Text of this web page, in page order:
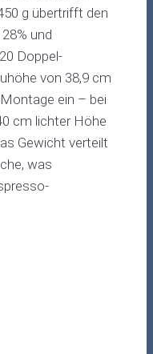
g übertrifft den
und
Doppel-
von 38,9 cm
ein – bei
cm lichter Höhe
Gewicht verteilt
was